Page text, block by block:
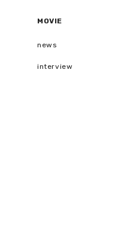
MOVIE
news
interview